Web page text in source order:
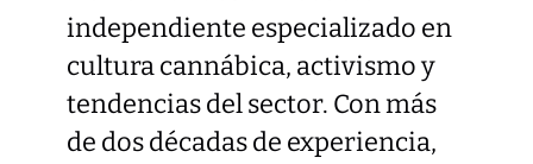
independiente especializado en
cultura cannábica, activismo y
tendencias del sector. Con más
de dos décadas de experiencia,